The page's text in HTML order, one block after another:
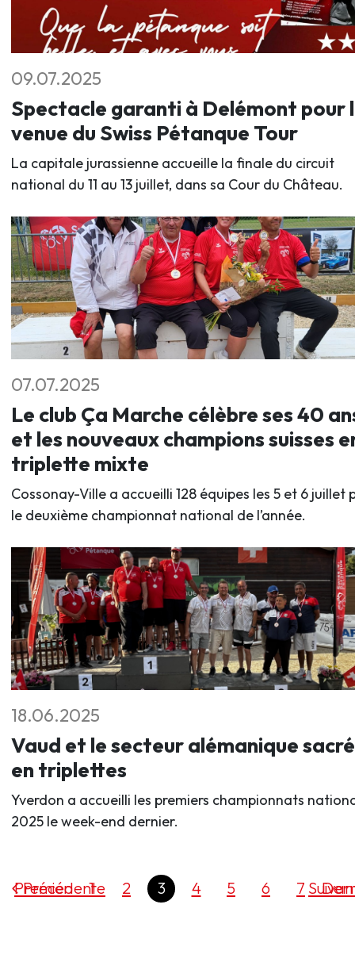
09.07.2025
Spectacle garanti à Delémont pour
venue du Swiss Pétanque Tour
La capitale jurassienne accueille la finale du circuit
national du 11 au 13 juillet, dans sa Cour du Château.
07.07.2025
Le club Ça Marche célèbre ses 40
et les nouveaux champions suisses
triplette mixte
Cossonay-Ville a accueilli 128 équipes les 5 et 6 juillet
le deuxième championnat national de l’année.
18.06.2025
Vaud et le secteur alémanique
en triplettes
Yverdon a accueilli les premiers championnats
2025 le week-end dernier.
Précédente
Premier 1 2 3 4 5 6 7